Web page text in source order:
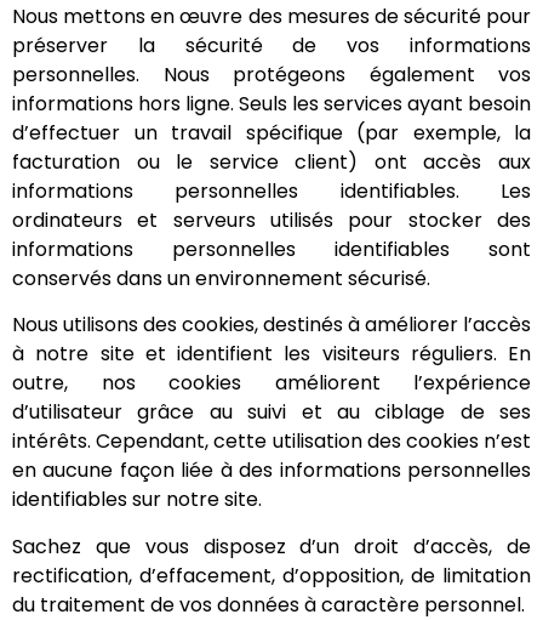
Nous mettons en œuvre des mesures de sécurité pour
préserver la sécurité de vos informations
personnelles. Nous protégeons également vos
informations hors ligne. Seuls les services ayant besoin
d’effectuer un travail spécifique (par exemple, la
facturation ou le service client) ont accès aux
informations personnelles identifiables. Les
ordinateurs et serveurs utilisés pour stocker des
informations personnelles identifiables sont
conservés dans un environnement sécurisé.
Nous utilisons des cookies, destinés à améliorer l’accès
à notre site et identifient les visiteurs réguliers. En
outre, nos cookies améliorent l’expérience
d’utilisateur grâce au suivi et au ciblage de ses
intérêts. Cependant, cette utilisation des cookies n’est
en aucune façon liée à des informations personnelles
identifiables sur notre site.
Sachez que vous disposez d’un droit d’accès, de
rectification, d’effacement, d’opposition, de limitation
du traitement de vos données à caractère personnel.